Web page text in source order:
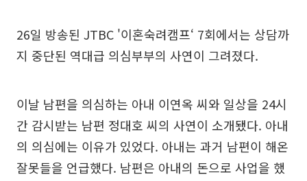
26일 방송된 JTBC '이혼숙려캠프‘ 7회에서는 상담까
지 중단된 역대급 의심부부의 사연이 그려졌다.
이날 남편을 의심하는 아내 이연옥 씨와 일상을 24시
간 감시받는 남편 정대호 씨의 사연이 소개됐다. 아내
의 의심에는 이유가 있었다. 아내는 과거 남편이 해온
잘못들을 언급했다. 남편은 아내의 돈으로 사업을 했